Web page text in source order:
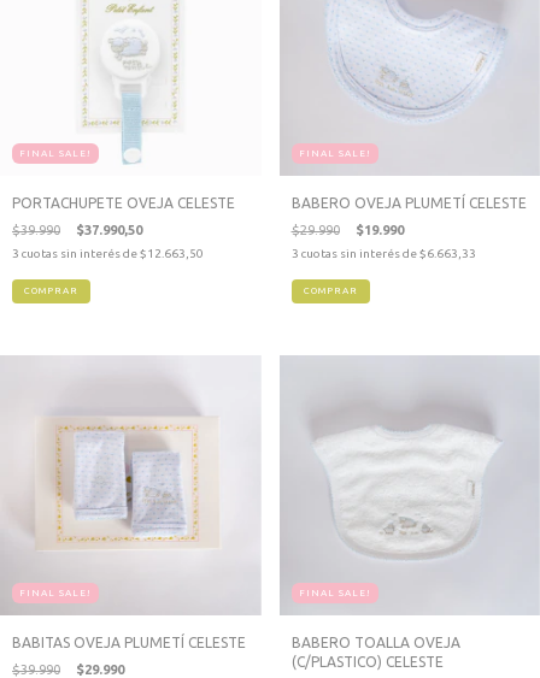
FINAL SALE!
PORTACHUPETE OVEJA CELESTE
$39.990 $37.990,50
3 cuotas sin interés de$12.663,50
FINAL SALE!
BABERO OVEJA PLUMETÍ CELESTE
$29.990 $19.990
3 cuotas sin interés de$6.663,33
FINAL SALE!
BABITAS OVEJA PLUMETÍ CELESTE
$39.990 $29.990
FINAL SALE!
BABERO TOALLA OVEJA
(C/PLASTICO) CELESTE